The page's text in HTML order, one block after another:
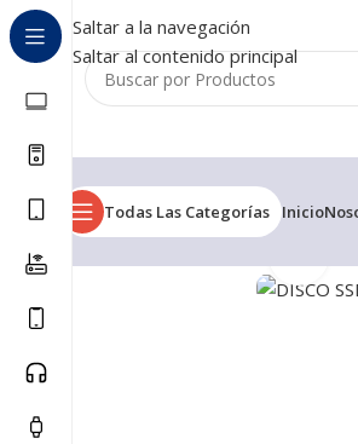
Saltar a la navegación
Saltar al contenido principal
Todas Las Categorías Inicio